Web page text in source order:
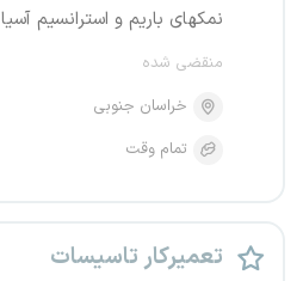
نمکهای باریم و استرانسیم آسیا
منقضی شده
خراسان جنوبی
تمام وقت
تعمیرکار تاسیسات